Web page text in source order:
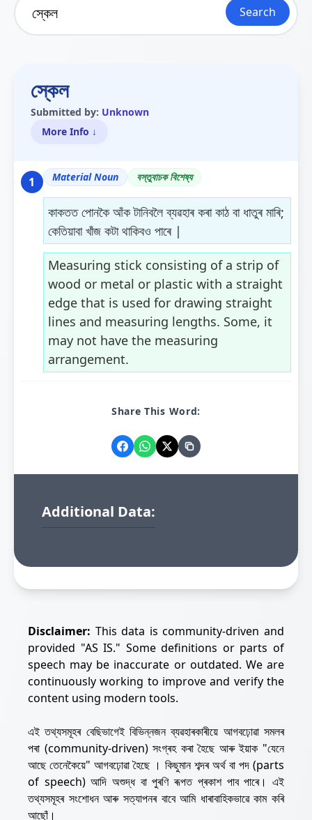
Search
স্কেল
Submitted by: Unknown
More Info ↓
1 Material Noun বস্তুবাচক বিশেষ্য
কাকতত পোনকৈ আঁক টানিবলৈ ব্যৱহাৰ কৰা কাঠ বা ধাতুৰ মাৰি;
কেতিয়াবা খাঁজ কটা থাকিবও পাৰে |
Measuring stick consisting of a strip of
wood or metal or plastic with a straight
edge that is used for drawing straight
lines and measuring lengths. Some, it
may not have the measuring
arrangement.
Share This Word:
Additional Data:
Disclaimer: This data is community-driven and
provided "AS IS." Some definitions or parts of
speech may be inaccurate or outdated. We are
continuously working to improve and verify the
content using modern tools.
এই তথ্যসমূহৰ বেছিভাগেই বিভিন্নজন ব্যৱহাৰকাৰীয়ে আগবঢ়োৱা সমলৰ
পৰা (community-driven) সংগ্ৰহ কৰা হৈছে আৰু ইয়াক "যেনে
আছে তেনেকৈয়ে" আগবঢ়োৱা হৈছে । কিছুমান শব্দৰ অৰ্থ বা পদ (parts
of speech) আদি অশুদ্ধ বা পুৰণি ৰূপত প্ৰকাশ পাব পাৰে। এই
তথ্যসমূহৰ সংশোধন আৰু সত্যাপনৰ বাবে আমি ধাৰাবাহিকভাৱে কাম কৰি
আছোঁ।